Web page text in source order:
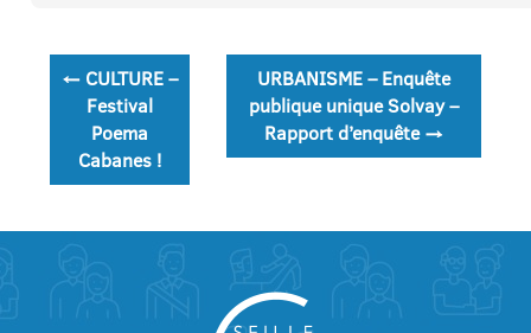
Navigation
l’article
←CULTURE –
Festival
Poema
Cabanes !
URBANISME – Enquête
publique unique Solvay –
Rapport d’enquête→